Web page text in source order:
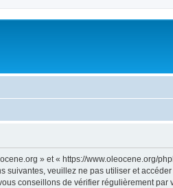
» et « https://www.oleocene.org/
veuillez ne pas utiliser et
conseillons de vérifier régulièrement